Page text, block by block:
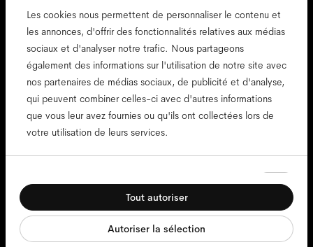
Les cookies nous permettent de personnaliser le contenu et
les annonces, d'offrir des fonctionnalités relatives aux médias
sociaux et d'analyser notre trafic. Nous partageons
également des informations sur l'utilisation de notre site avec
nos partenaires de médias sociaux, de publicité et d'analyse,
qui peuvent combiner celles-ci avec d'autres informations
que vous leur avez fournies ou qu'ils ont collectées lors de
votre utilisation de leurs services.
consentement
Nécessaires
Préférences
Statistiques
Tout autoriser
Autoriser la sélection
accessibilité
politique de cookies
mentions légales
confidentialité
conditions d'utilisation
conformité